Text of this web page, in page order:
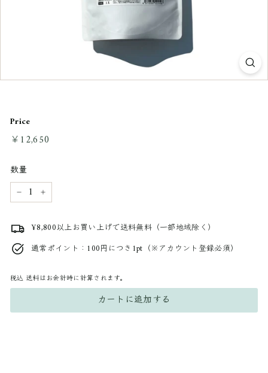
Price
通
金
￥12,650
数量
− +
¥8,800以上お買い上げで送料無料（一部地域除く）
通常ポイント：100円につき1pt（※アカウント登録必須）
税込 送料はお会計時に計算されます。
カートに追加する